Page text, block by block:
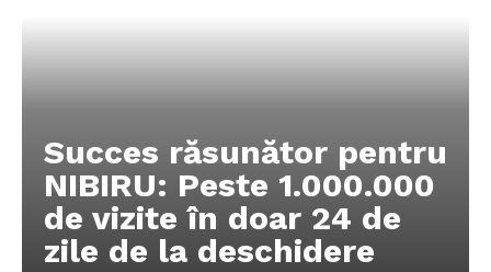
Succes răsunător pentru
NIBIRU: Peste 1.000.000
de vizite în doar 24 de
zile de la deschidere